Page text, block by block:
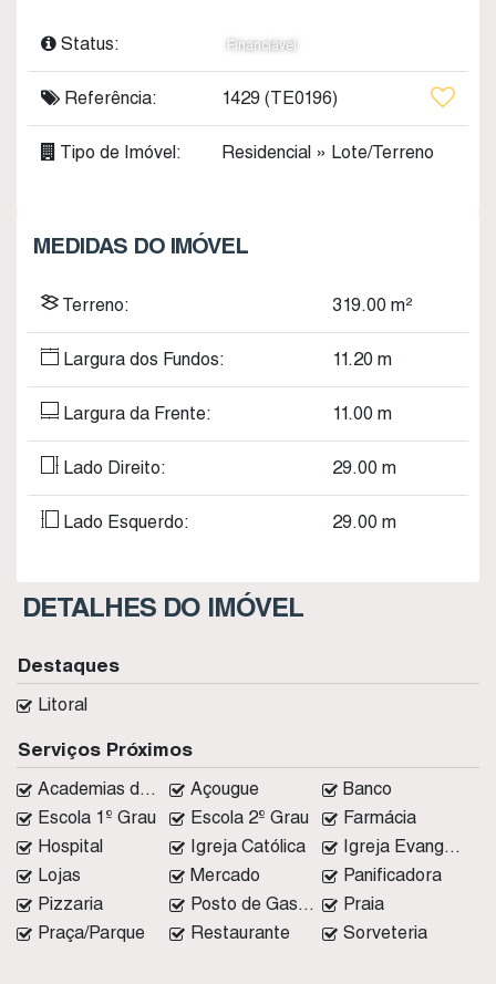
Status: Financiável
Referência: 1429 (TE0196)
Tipo de Imóvel: Residencial » Lote/Terreno
MEDIDAS DO IMÓVEL
Terreno: 319.00 m²
Largura dos Fundos: 11.20 m
Largura da Frente: 11.00 m
Lado Direito: 29.00 m
Lado Esquerdo: 29.00 m
DETALHES DO IMÓVEL
Serviços Próximos
Academias de ginástica Açougue
Banco
Escola 1º Grau
Escola 2º Grau
Farmácia
Hospital
Igreja Católica
Igreja Evangélica
Lojas
Mercado
Panificadora
Pizzaria
Posto de Gasolina
Praia
Praça/Parque
Restaurante Sorveteria
Destaques
Litoral